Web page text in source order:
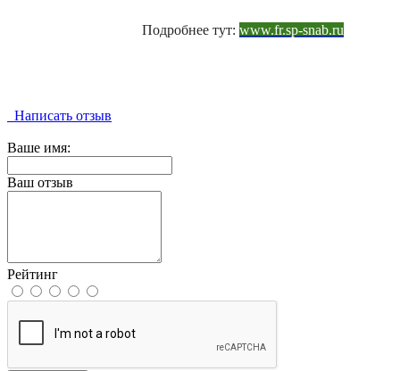
Подробнее тут: www.fr.sp-snab.ru
Написать отзыв
Ваше имя:
Ваш отзыв
Рейтинг